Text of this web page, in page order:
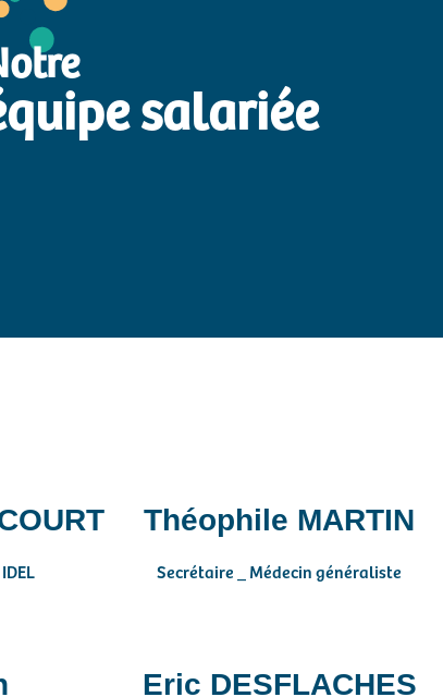
salariée
Théophile MARTIN
Secrétaire _ Médecin généraliste
Eric DESFLACHES